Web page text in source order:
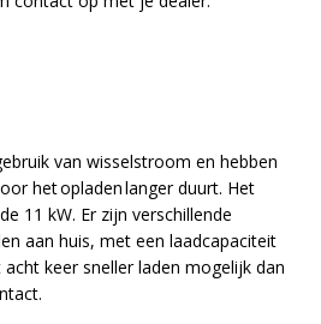
van wisselstroom en hebben
het opladen langer duurt. Het
11 kW. Er zijn verschillende
aan huis, met een laadcapaciteit
keer sneller laden mogelijk dan